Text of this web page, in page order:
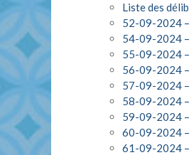
Liste des
52-09-2024
54-09-2024 –
55-09-2024
56-09-2024
57-09-2024
58-09-2024
59-09-2024
60-09-2024 –
61-09-2024 –